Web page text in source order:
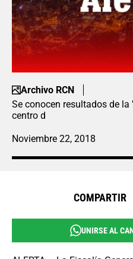
Archivo RCN
Se conocen resultados de la
centro d
Noviembre 22, 2018
COMPARTIR
UNIRSE AL